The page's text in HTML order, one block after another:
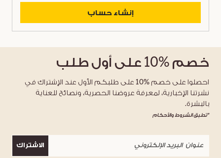
إنشاء حساب
خصم %10 على أول طلب
احصلوا على خصم %10 على طلبكم الأول عند الإشتراك في
نشرتنا الإخبارية، لمعرفة عروضنا الحصرية، ونصائح للعناية
بالبشرة.
*تطبق الشروط والأحكام
الاشتراك